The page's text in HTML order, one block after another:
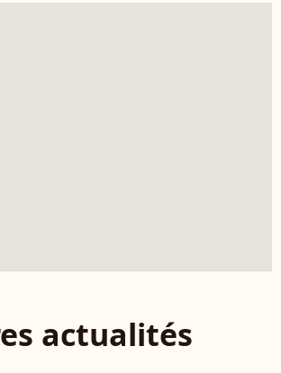
actualités